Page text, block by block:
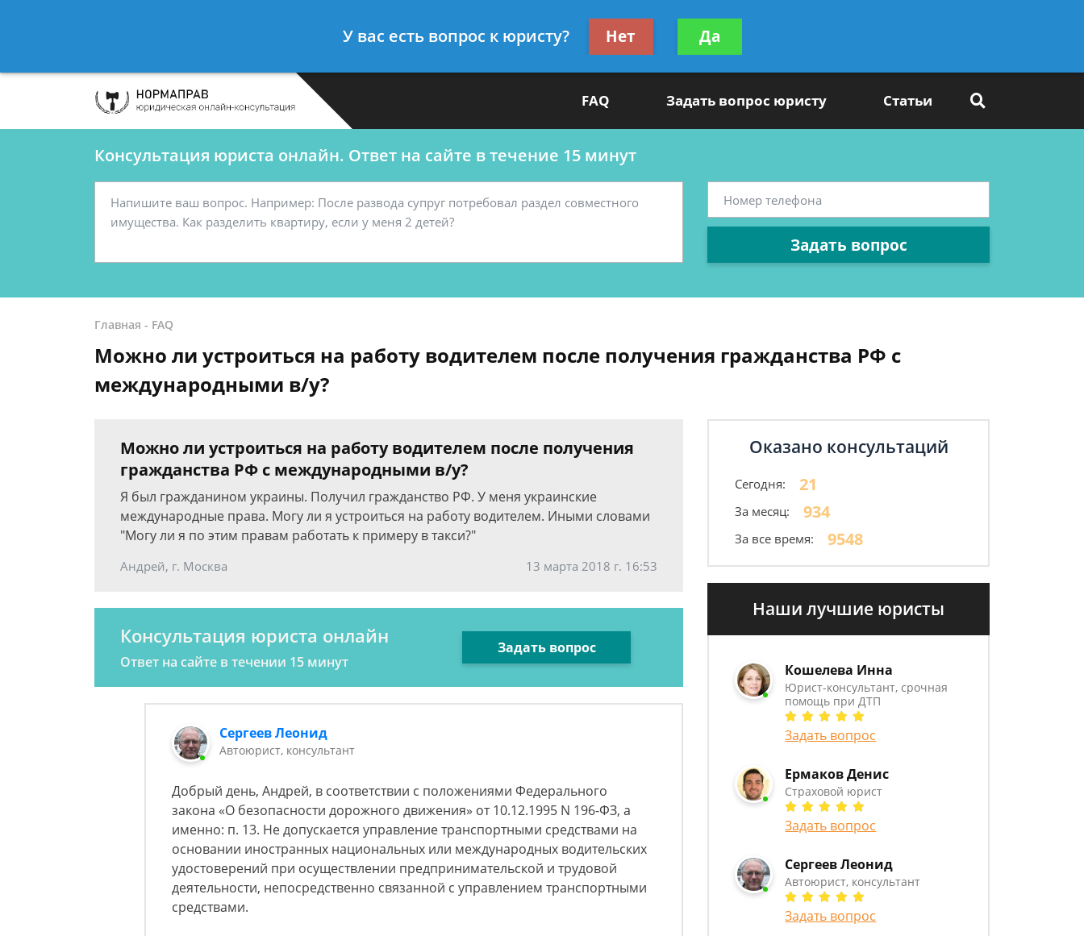
- Автоюрист, консультант
Получите консультацию
бесплатно
FAQ Задать вопрос юристу Статьи
Консультация юриста онлайн. Ответ на сайте в течение 15 минут
Задать вопрос
Главная - FAQ
Можно ли устроиться на работу водителем после получения гражданства РФ с
международными в/у?
Можно ли устроиться на работу водителем после получения
гражданства РФ с международными в/у?
Я был гражданином украины. Получил гражданство РФ. У меня украинские
международные права. Могу ли я устроиться на работу водителем. Иными словами
"Могу ли я по этим правам работать к примеру в такси?"
Андрей, г. Москва 13 марта 2018 г. 16:53
Консультация юриста онлайн
Ответ на сайте в течении 15 минут
Задать вопрос
Сергеев Леонид
Автоюрист, консультант
Добрый день, Андрей, в соответствии с положениями Федерального
закона «О безопасности дорожного движения» от 10.12.1995 N 196-ФЗ, а
именно: п. 13. Не допускается управление транспортными средствами на
основании иностранных национальных или международных водительских
удостоверений при осуществлении предпринимательской и трудовой
деятельности, непосредственно связанной с управлением транспортными
средствами.
Оказано консультаций
Сегодня: 21
За месяц: 934
За все время: 9548
Наши лучшие юристы
Кошелева Инна
Юрист-консультант, срочная
помощь при ДТП
Задать вопрос
Ермаков Денис
Страховой юрист
Задать вопрос
Сергеев Леонид
Автоюрист, консультант
Задать вопрос
У вас есть вопрос к юристу? Нет Да